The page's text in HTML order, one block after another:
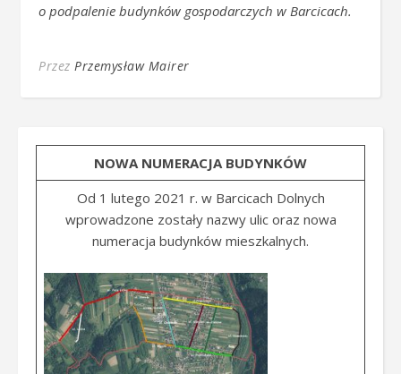
o podpalenie budynków gospodarczych w Barcicach.
Przez Przemysław Mairer
NOWA NUMERACJA BUDYNKÓW
Od 1 lutego 2021 r. w Barcicach Dolnych
wprowadzone zostały nazwy ulic oraz nowa
numeracja budynków mieszkalnych.